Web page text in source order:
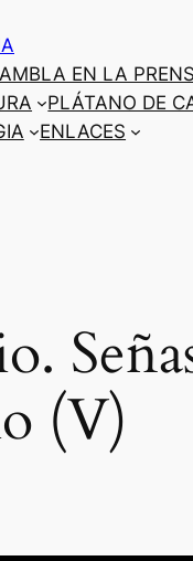
EN LA
PLÁTANO DE
ENLACES
(V)